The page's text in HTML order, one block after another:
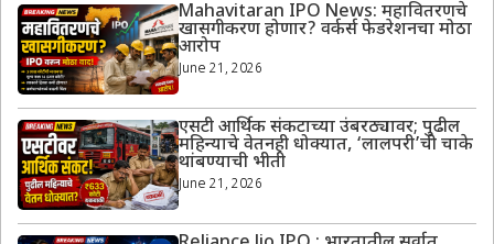
Mahavitaran IPO News: महावितरणचे
खासगीकरण होणार? वर्कर्स फेडरेशनचा मोठा
आरोप
June 21, 2026
एसटी आर्थिक संकटाच्या उंबरठ्यावर; पुढील
महिन्याचे वेतनही धोक्यात, ‘लालपरी’ची चाके
थांबण्याची भीती
June 21, 2026